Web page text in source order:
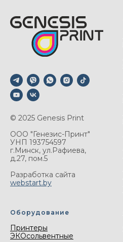
© 2025 Genesis Print
ООО "Генезис-Принт"
УНП 193754597
г.Минск, ул.Рафиева,
д.27, пом.5
Разработка сайта
webstart.by
Оборудование
Принтеры
ЭКОсольвентные